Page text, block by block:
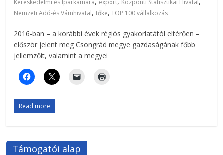
Kereskedelmi és Iparkamara export Központi Statisztikai Hivatal
Nemzeti Adó-és Vámhivatal,tőke,TOP 100 vállalkozás
2016-ban – a korábbi évek régiós gyakorlatától eltérően –
először jelent meg Csongrád megye gazdaságának főbb
jellemzőit, valamint a megyei
Read more
Támogatói alap